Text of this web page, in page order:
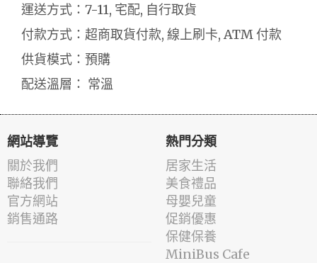
運送方式：7-11, 宅配, 自行取貨
付款方式：超商取貨付款, 線上刷卡, ATM 付款
供貨模式：預購
配送溫層： 常溫
網站導覽
關於我們
聯絡我們
官方網站
銷售通路
熱門分類
居家生活
美食禮品
母嬰兒童
促銷優惠
保健保養
MiniBus Cafe